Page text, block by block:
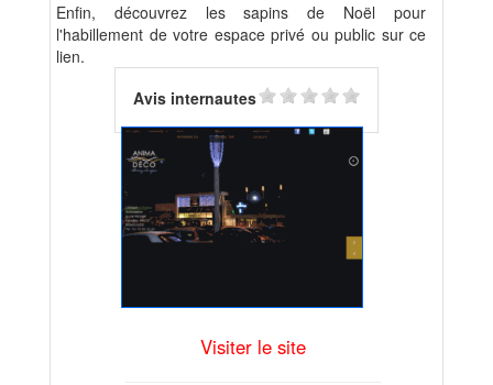
Enfin, découvrez les sapins de Noël pour
l'habillement de votre espace privé ou public sur ce
lien.
Avis internautes
Visiter le site